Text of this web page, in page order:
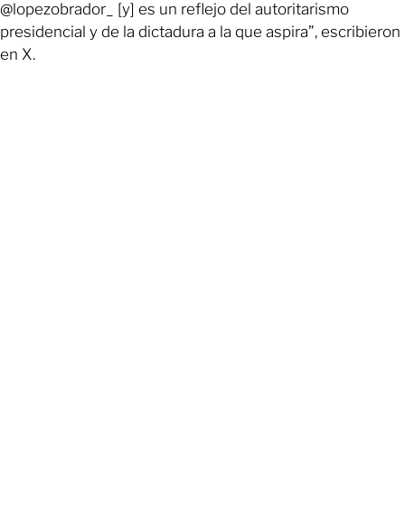
@lopezobrador_ [y] es un reflejo del autoritarismo
presidencial y de la dictadura a la que aspira”, escribieron
en X.